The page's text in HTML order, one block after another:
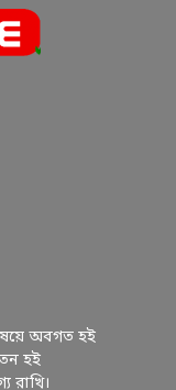
অবগত হই
হই
রাখি।